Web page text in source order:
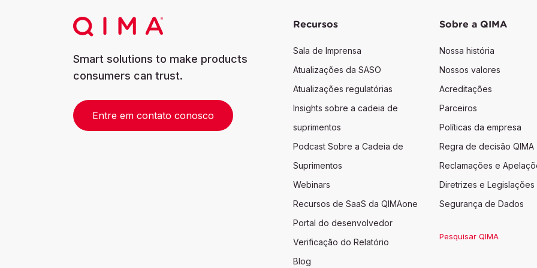
Smart solutions to make products
consumers can trust.
Entre em contato conosco
Recursos
Sala de Imprensa
Atualizações da SASO
Atualizações regulatórias
Insights sobre a cadeia de
suprimentos
Podcast Sobre a Cadeia de
Suprimentos
Webinars
Recursos de SaaS da QIMAone
Portal do desenvolvedor
Verificação do Relatório
Blog
Sobre a QIMA
Nossa história
Nossos valores
Acreditações
Parceiros
Políticas da empresa
Regra de decisão QIMA
Reclamações e
Diretrizes e Legislações
Segurança de Dados
Pesquisar QIMA